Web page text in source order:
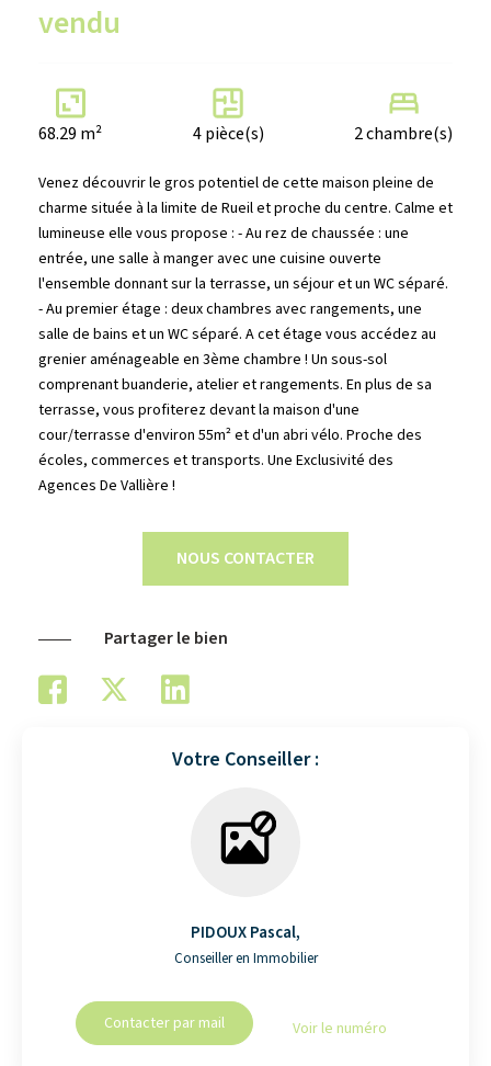
vendu
68.29 m² 4 pièce(s) 2 chambre(s)
Venez découvrir le gros potentiel de cette maison pleine de
charme située à la limite de Rueil et proche du centre. Calme et
lumineuse elle vous propose : - Au rez de chaussée : une
entrée, une salle à manger avec une cuisine ouverte
l'ensemble donnant sur la terrasse, un séjour et un WC séparé.
- Au premier étage : deux chambres avec rangements, une
salle de bains et un WC séparé. A cet étage vous accédez au
grenier aménageable en 3ème chambre ! Un sous-sol
comprenant buanderie, atelier et rangements. En plus de sa
terrasse, vous profiterez devant la maison d'une
cour/terrasse d'environ 55m² et d'un abri vélo. Proche des
écoles, commerces et transports. Une Exclusivité des
Agences De Vallière !
NOUS CONTACTER
Partager le bien
Votre Conseiller :
PIDOUX Pascal,
Conseiller en Immobilier
Contacter par mail Voir le numéro